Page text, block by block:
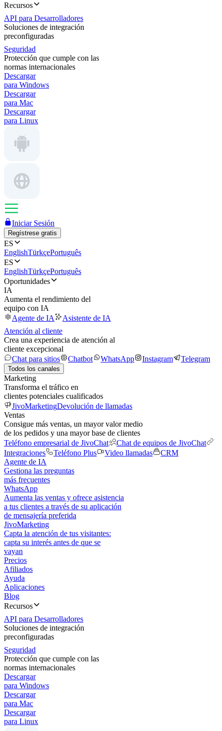
Recursos
API para Desarrolladores
Soluciones de integración
preconfiguradas
Seguridad
Protección que cumple con las
normas internacionales
Descargar
para Windows
Descargar
para Mac
Descargar
para Linux
Iniciar Sesión
Regístrese gratis
ES
EnglishTürkçePortuguês
ES
EnglishTürkçePortuguês
Oportunidades
IA
Aumenta el rendimiento del
equipo con IA
Agente de IA
Asistente de IA
Atención al cliente
Crea una experiencia de atención al
cliente excepcional
Chat para sitios
Chatbot WhatsApp Instagram Telegram
Todos los canales
Marketing
Transforma el tráfico en
clientes potenciales cualificados
JivoMarketingDevolución de llamadas
Ventas
Consigue más ventas, un mayor valor medio
de los pedidos y una mayor base de clientes
Teléfono empresarial de JivoChat
Chat de equipos de JivoChat
Integraciones
Teléfono Plus Video llamadas
CRM
Agente de IA
Gestiona las preguntas
más frecuentes
WhatsApp
Aumenta las ventas y ofrece asistencia
a tus clientes a través de su aplicación
de mensajería preferida
JivoMarketing
Capta la atención de tus visitantes:
capta su interés antes de que se
vayan
Precios
Afiliados
Ayuda
Aplicaciones
Blog
Recursos
API para Desarrolladores
Soluciones de integración
preconfiguradas
Seguridad
Protección que cumple con las
normas internacionales
Descargar
para Windows
Descargar
para Mac
Descargar
para Linux